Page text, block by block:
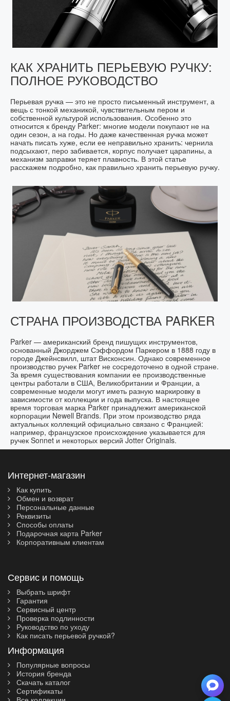
КАК ХРАНИТЬ ПЕРЬЕВУЮ РУЧКУ:
ПОЛНОЕ РУКОВОДСТВО
Перьевая ручка — это не просто письменный инструмент, а
вещь с тонкой механикой, чувствительным пером и
собственной культурой использования. Особенно это
относится к бренду Parker: многие модели покупают не на
один сезон, а на годы. Но даже качественная ручка может
начать писать хуже, если ее неправильно хранить: чернила
подсыхают, перо забивается, корпус получает царапины, а
механизм заправки теряет плавность. В этой статье
расскажем подробно, как правильно хранить перьевую ручку.
СТРАНА ПРОИЗВОДСТВА PARKER
Parker — американский бренд пишущих инструментов,
основанный Джорджем Сэффордом Паркером в 1888 году в
городе Джейнсвилл, штат Висконсин. Однако современное
производство ручек Parker не сосредоточено в одной стране.
За время существования компании ее производственные
центры работали в США, Великобритании и Франции, а
современные модели могут иметь разную маркировку в
зависимости от коллекции и года выпуска. В настоящее
время торговая марка Parker принадлежит американской
корпорации Newell Brands. При этом производство ряда
актуальных коллекций официально связано с Францией:
например, французское происхождение указывается для
ручек Sonnet и некоторых версий Jotter Originals.
Интернет-магазин
Как купить
Обмен и возврат
Персональные данные
Реквизиты
Способы оплаты
Подарочная карта Parker
Корпоративным клиентам
Сервис и помощь
Выбрать шрифт
Гарантия
Сервисный центр
Проверка подлинности
Руководство по уходу
Как писать перьевой ручкой?
Информация
Популярные вопросы
История бренда
Скачать каталог
Сертификаты